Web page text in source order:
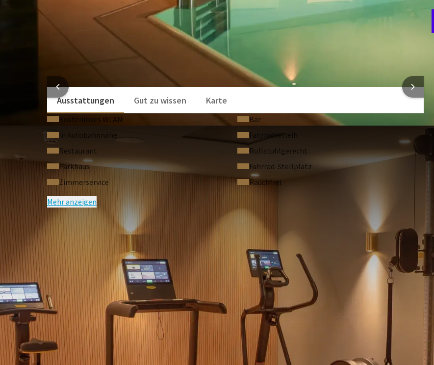
Tel. 0172 8704568. Email: info@bionom-cosmetic.de
Informationen erhalten Sie auch über das Van der Valk Hotel Tel. 05121 300 0.
Valentina - ganzheitliche Kosmetik
HOTELINFORMATIONEN
Ausstattungen
Gut zu wissen Karte
Kostenloses WLAN
Bar
In Autobahnnähe
Fahrradverleih
Restaurant
Rollstuhlgerecht
Parkhaus
Fahrrad-Stellplatz
Zimmerservice
Rauchfrei
Mehr anzeigen
HÄUFIG GESTELLTE FRAGEN
Bedingungen des Arrangements
Kinderregelung Arrangements
Bei Buchung eines Arrangements übernachten Kinder bis
einschl. 12 Jahren im Zimmer der Eltern kostenfrei, inkl. Frühstück. Jegliche Zusatzleistungen
(Speisen, Getränke, Eintritte, etc.) sind nicht inkludiert und müssen vor Ort beglichen werden.